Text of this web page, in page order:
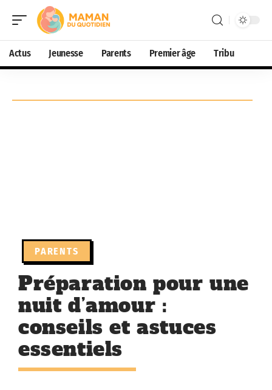
Actus Jeunesse Parents Premier âge Tribu
PARENTS
Préparation pour une
nuit d’amour :
conseils et astuces
essentiels